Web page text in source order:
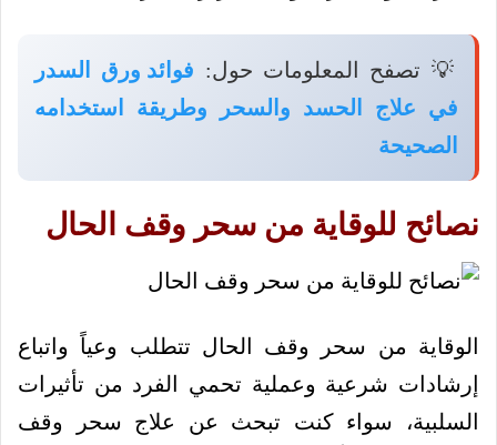
💡 تصفح المعلومات حول: فوائد ورق السدر
في علاج الحسد والسحر وطريقة استخدامه
الصحيحة
نصائح للوقاية من سحر وقف الحال
الوقاية من سحر وقف الحال تتطلب وعياً واتباع
إرشادات شرعية وعملية تحمي الفرد من تأثيرات
السلبية، سواء كنت تبحث عن علاج سحر وقف